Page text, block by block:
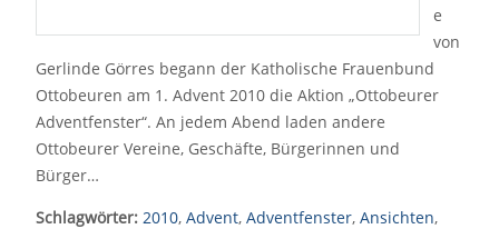
e
von
Gerlinde Görres begann der Katholische Frauenbund
Ottobeuren am 1. Advent 2010 die Aktion „Ottobeurer
Adventfenster“. An jedem Abend laden andere
Ottobeurer Vereine, Geschäfte, Bürgerinnen und
Bürger…
Schlagwörter: 2010, Advent, Adventfenster, Ansichten,